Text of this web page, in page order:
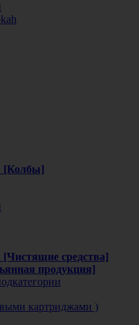
[Колбы]
[Чистящие средства]
продукция]
картриджами )